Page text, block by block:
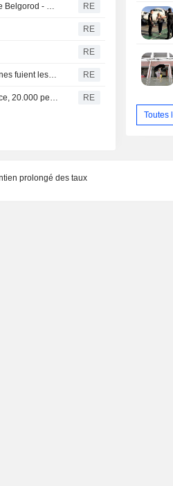
Cinq personnes tuées par un attaque de drones ukrainiens contre Belgorod - autorités russes RE
RE
RE
La Colombie-Britannique déclare l'état d'urgence, 20.000 personnes fuient les flammes RE
Canada/Incendie-La Colombie-Britannique déclare l'état d'urgence, 20.000 personnes fuient les flammes RE
Toutes
prolongé des taux